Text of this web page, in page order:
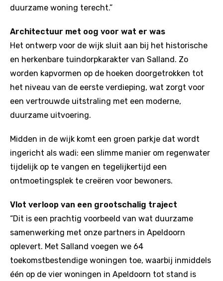
duurzame woning terecht.”
Architectuur met oog voor wat er was
Het ontwerp voor de wijk sluit aan bij het historische
en herkenbare tuindorpkarakter van Salland. Zo
worden kapvormen op de hoeken doorgetrokken tot
het niveau van de eerste verdieping, wat zorgt voor
een vertrouwde uitstraling met een moderne,
duurzame uitvoering.
Midden in de wijk komt een groen parkje dat wordt
ingericht als wadi: een slimme manier om regenwater
tijdelijk op te vangen en tegelijkertijd een
ontmoetingsplek te creëren voor bewoners.
Vlot verloop van een grootschalig traject
“Dit is een prachtig voorbeeld van wat duurzame
samenwerking met onze partners in Apeldoorn
oplevert. Met Salland voegen we 64
toekomstbestendige woningen toe, waarbij inmiddels
één op de vier woningen in Apeldoorn tot stand is